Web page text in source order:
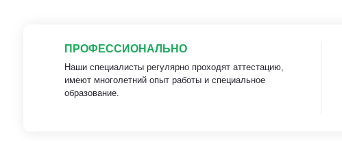
ПРОФЕССИОНАЛЬНО
Наши специалисты регулярно проходят аттестацию,
имеют многолетний опыт работы и специальное
образование.